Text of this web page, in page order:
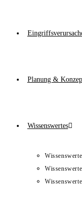
Planung &
Wissenswertes